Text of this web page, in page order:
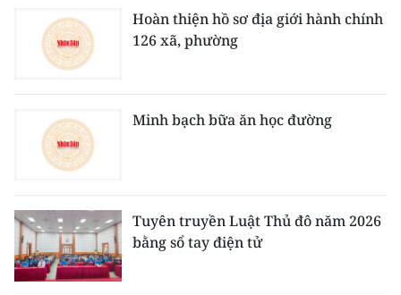
Hoàn thiện hồ sơ địa giới hành chính
126 xã, phường
Minh bạch bữa ăn học đường
Tuyên truyền Luật Thủ đô năm 2026
bằng sổ tay điện tử